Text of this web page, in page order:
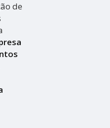
de